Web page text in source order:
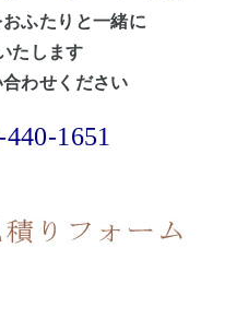
ふたりと一緒に
たします
わせください
440-1651